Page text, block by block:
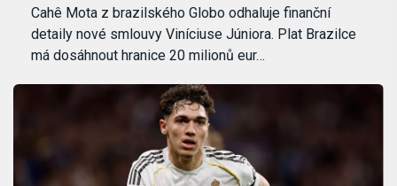
Cahê Mota z brazilského Globo odhaluje finanční
detaily nové smlouvy Viníciuse Júniora. Plat Brazilce
má dosáhnout hranice 20 milionů eur…